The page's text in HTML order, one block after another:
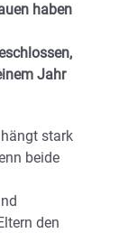
haben
Jahr
stark
beide
den